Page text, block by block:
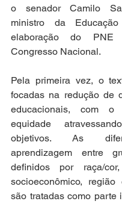
o senador Camilo
ministro da
elaboração do PNE
Congresso Nacional.
Pela primeira vez, o
focadas na redução de
educacionais, com o
equidade
objetivos. As
aprendizagem entre
definidos por raça/
socioeconômico,
são tratadas como parte